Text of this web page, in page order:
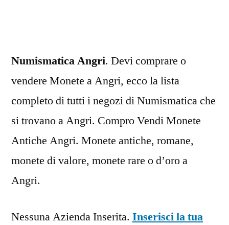
Numismatica Angri. Devi comprare o
vendere Monete a Angri, ecco la lista
completo di tutti i negozi di Numismatica che
si trovano a Angri. Compro Vendi Monete
Antiche Angri. Monete antiche, romane,
monete di valore, monete rare o d’oro a
Angri.
Nessuna Azienda Inserita. Inserisci la tua